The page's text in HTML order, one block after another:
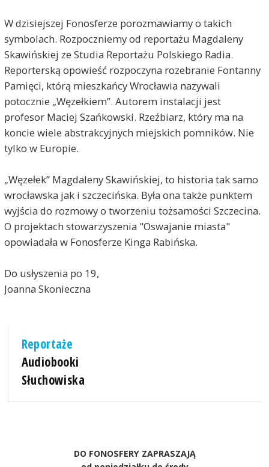
W dzisiejszej Fonosferze porozmawiamy o takich
symbolach. Rozpoczniemy od reportażu Magdaleny
Skawińskiej ze Studia Reportażu Polskiego Radia.
Reporterską opowieść rozpoczyna rozebranie Fontanny
Pamięci, którą mieszkańcy Wrocławia nazywali
potocznie „Węzełkiem”. Autorem instalacji jest
profesor Maciej Szańkowski. Rzeźbiarz, który ma na
koncie wiele abstrakcyjnych miejskich pomników. Nie
tylko w Europie.
„Węzełek” Magdaleny Skawińskiej, to historia tak samo
wrocławska jak i szczecińska. Była ona także punktem
wyjścia do rozmowy o tworzeniu tożsamości Szczecina.
O projektach stowarzyszenia "Oswajanie miasta"
opowiadała w Fonosferze Kinga Rabińska.
Do usłyszenia po 19,
Joanna Skonieczna
Reportaże
Audiobooki
Słuchowiska
DO FONOSFERY ZAPRASZAJĄ